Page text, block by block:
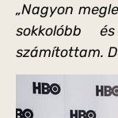
„Nagyon
sokkolóbb
számítottam.